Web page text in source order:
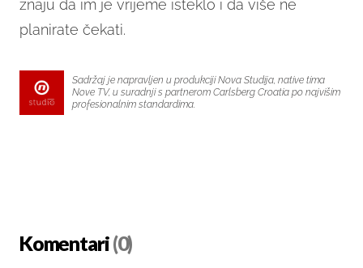
znaju da im je vrijeme isteklo i da više ne
planirate čekati.
Sadržaj je napravljen u produkciji Nova Studija, native tima
Nove TV, u suradnji s partnerom Carlsberg Croatia po najvišim
profesionalnim standardima.
Komentari(0)